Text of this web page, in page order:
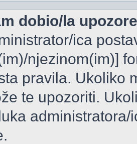
dobio/la
ica
njezinom(im)]
pravila. Ukoliko
te upozoriti.